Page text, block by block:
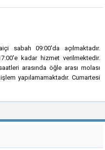
sabah 09:00'da açılmaktadır.
kadar hizmet verilmektedir.
arasında öğle arası molası
yapılamamaktadır. Cumartesi